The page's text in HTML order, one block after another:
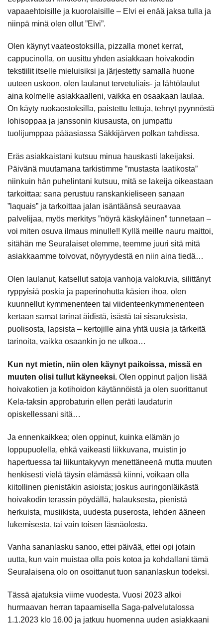
vapaaehtoisille ja kuorolaisille – Elvi ei enää jaksa tulla ja
niinpä minä olen ollut ”Elvi”.
Olen käynyt vaateostoksilla, pizzalla monet kerrat,
cappucinolla, on uusittu yhden asiakkaan hoivakodin
tekstiilit itselle mieluisiksi ja järjestetty samalla huone
uuteen uskoon, olen laulanut tervetuliais- ja lähtölaulut
aina kolmelle asiakkaalleni, vaikka en osaakaan laulaa.
On käyty ruokaostoksilla, paistettu lettuja, tehnyt pyynnöstä
lohisoppaa ja janssonin kiusausta, on jumpattu
tuolijumppaa pääasiassa Säkkijärven polkan tahdissa.
Eräs asiakkaistani kutsuu minua hauskasti lakeijaksi.
Päivänä muutamana tarkistimme ”mustasta laatikosta”
niinkuin hän puhelintani kutsuu, mitä se lakeija oikeastaan
tarkoittaa: sana perustuu ranskankieliseen sanaan
”laquais” ja tarkoittaa jalan isäntäänsä seuraavaa
palvelijaa, myös merkitys ”nöyrä käskyläinen” tunnetaan –
voi miten osuva ilmaus minulle!! Kyllä meille nauru maittoi,
sitähän me Seuralaiset olemme, teemme juuri sitä mitä
asiakkaamme toivovat, nöyryydestä en niin aina tiedä…
Olen laulanut, katsellut satoja vanhoja valokuvia, silittänyt
ryppyisiä poskia ja paperinohutta käsien ihoa, olen
kuunnellut kymmenenteen tai viidenteenkymmenenteen
kertaan samat tarinat äidistä, isästä tai sisaruksista,
puolisosta, lapsista – kertojille aina yhtä uusia ja tärkeitä
tarinoita, vaikka osaankin jo ne ulkoa…
Kun nyt mietin, niin olen käynyt paikoissa, missä en
muuten olisi tullut käyneeksi. Olen oppinut paljon lisää
hoivakotien ja kotihoidon käytännöistä ja olen suorittanut
Kela-taksin approbaturin ellen peräti laudaturin
opiskellessani sitä…
Ja ennenkaikkea; olen oppinut, kuinka elämän jo
loppupuolella, ehkä vaikeasti liikkuvana, muistin jo
hapertuessa tai liikuntakyvyn menettäneenä mutta muuten
henkisesti vielä täysin elämässä kiinni, voikaan olla
kiitollinen pienistäkin asioista; joskus auringonläikästä
hoivakodin terassin pöydällä, halauksesta, pienistä
herkuista, musiikista, uudesta puserosta, lehden ääneen
lukemisesta, tai vain toisen läsnäolosta.
Vanha sananlasku sanoo, ettei päivää, ettei opi jotain
uutta, kun vain muistaa olla pois kotoa ja kohdallani tämä
Seuralaisena olo on osoittanut tuon sananlaskun todeksi.
Tässä ajatuksia viime vuodesta. Vuosi 2023 alkoi
hurmaavan herran tapaamisella Saga-palvelutalossa
1.1.2023 klo 16.00 ja jatkuu huomenna uuden asiakkaani